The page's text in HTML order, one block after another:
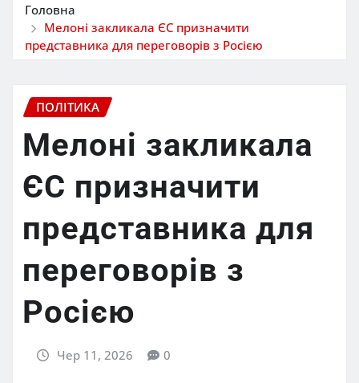
Головна
Мелоні закликала ЄС призначити
представника для переговорів з Росією
ПОЛІТИКА
Мелоні закликала
ЄС призначити
представника для
переговорів з
Росією
Чер 11, 2026 0